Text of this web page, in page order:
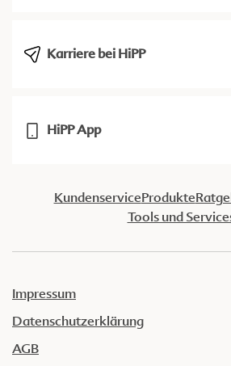
Karriere bei HiPP
HiPP App
KundenserviceProdukte
Tools und
Impressum
Datenschutzerklärung
AGB